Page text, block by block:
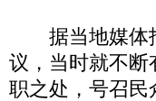
据当地媒体报
议，当时就不断
职之处，号召民